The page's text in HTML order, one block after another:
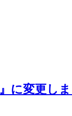
に変更し